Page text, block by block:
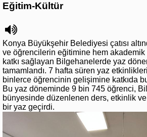
Eğitim-Kültür
Konya Büyükşehir Belediyesi çatısı
ve öğrencilerin eğitimine hem
katkı sağlayan Bilgehanelerde yaz
tamamlandı. 7 hafta süren yaz
binlerce öğrencinin gelişimine katkıda
Bu yaz döneminde 9 bin 745 öğrenci,
bünyesinde düzenlenen ders, etkinlik
bir yaz geçirdi.